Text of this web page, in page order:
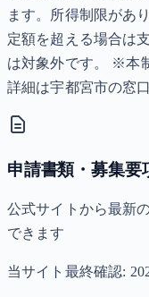
ます。所得制限があ
定額を超える場合は
は対象外です。 ※本
詳細は宇都宮市の窓
申請書類・募集要
公式サイトから最新
できます
当サイト最終確認: